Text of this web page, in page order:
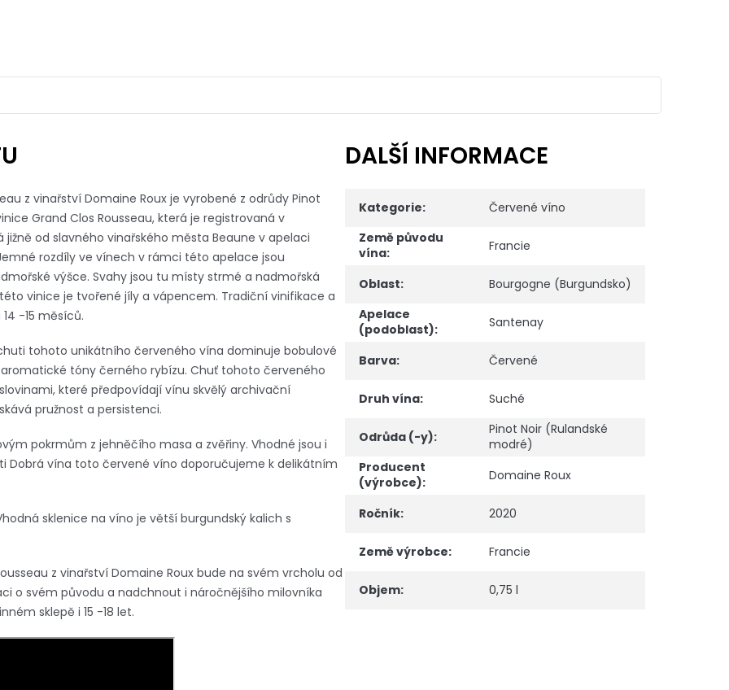
z vinařství Domaine Roux je vyrobené z odrůdy Pinot
Grand Clos Rousseau, která je registrovaná v
od slavného vinařského města Beaune v apelaci
rozdíly ve vínech v rámci této apelace jsou
výšce. Svahy jsou tu místy strmé a nadmořská
vinice je tvořené jíly a vápencem. Tradiční vinifikace a
-15 měsíců.
tohoto unikátního červeného vína dominuje bobulové
tóny černého rybízu. Chuť tohoto červeného
které předpovídají vínu skvělý archivační
pružnost a persistenci.
pokrmům z jehněčího masa a zvěřiny. Vhodné jsou i
Dobrá vína toto červené víno doporučujeme k delikátním
sklenice na víno je větší burgundský kalich s
z vinařství Domaine Roux bude na svém vrcholu od
o svém původu a nadchnout i náročnějšího milovníka
sklepě i 15 -18 let.
DALŠÍ INFORMACE
Kategorie:
Červené víno
Země původu
vína: Francie
Oblast:
Bourgogne (Burgundsko)
Apelace
(podoblast): Santenay
Barva: Červené
Druh vína: Suché
Odrůda (-y):
Pinot Noir (Rulandské
modré)
Producent
(výrobce): Domaine Roux
Ročník: 2020
Země výrobce: Francie
Objem: 0,75 l